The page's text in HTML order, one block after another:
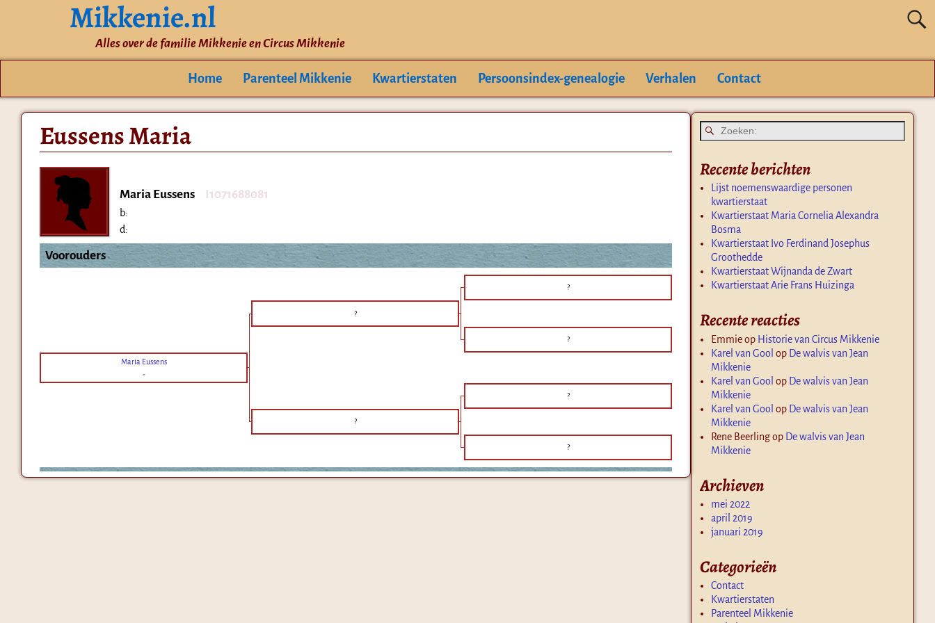
Mikkenie.nl
Alles over de familie Mikkenie en Circus Mikkenie
Home Parenteel Mikkenie Kwartierstaten Persoonsindex-genealogie Verhalen Contact
Eussens Maria
Maria Eussens I1071688081
b:
d:
Voorouders
?
?
?
Maria Eussens
-
?
?
?
Recente berichten
Lijst noemenswaardige personen
kwartierstaat
Kwartierstaat Maria Cornelia Alexandra
Bosma
Kwartierstaat Ivo Ferdinand Josephus
Groothedde
Kwartierstaat Wijnanda de Zwart
Kwartierstaat Arie Frans Huizinga
Recente reacties
Emmieop Historie van Circus Mikkenie
Karel van Gool op De walvis van Jean
Mikkenie
Karel van Gool op De walvis van Jean
Mikkenie
Karel van Gool op De walvis van Jean
Mikkenie
Rene Beerlingop De walvis van Jean
Mikkenie
Archieven
mei 2022
april 2019
januari 2019
Categorieën
Contact
Kwartierstaten
Parenteel Mikkenie